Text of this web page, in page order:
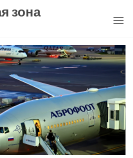
зона